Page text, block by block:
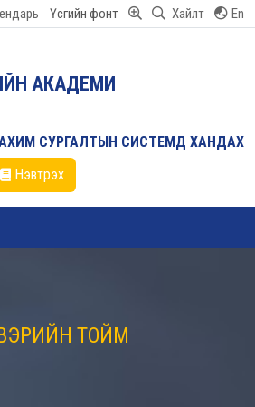
Үсгийн фонт Хайлт En
АКАДЕМИ
СУРГАЛТЫН СИСТЕМД ХАНДАХ
Нэвтрэх
ТОЙМ